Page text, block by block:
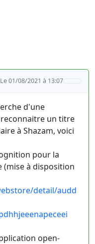
Le 01/08/2021 à 13:07
d'une
un titre
à Shazam, voici
pour la
à disposition
detail/audd
open-